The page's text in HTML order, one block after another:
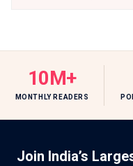
10M+
MONTHLY READERS
Join India’s